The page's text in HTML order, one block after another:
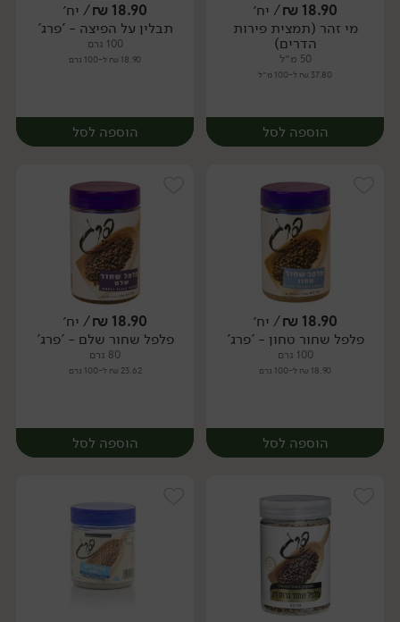
יח׳ יח׳
18.90
₪/ יח׳
מי זהר (תמצית פירות
הדרים)
50 מ״ל
37.80 ₪ ל-100 מ״ל
הוספה לסל
יח׳
18.90
₪/ יח׳
תבלין על הפיצה - 'פרג'
100 גרם
18.90 ₪ ל-100 גרם
הוספה לסל
יח׳
18.90
₪/ יח׳
פלפל שחור טחון - 'פרג'
100 גרם
18.90 ₪ ל-100 גרם
הוספה לסל
18.90
₪/ יח׳
פלפל שחור שלם - 'פרג'
80 גרם
23.62 ₪ ל-100 גרם
הוספה לסל